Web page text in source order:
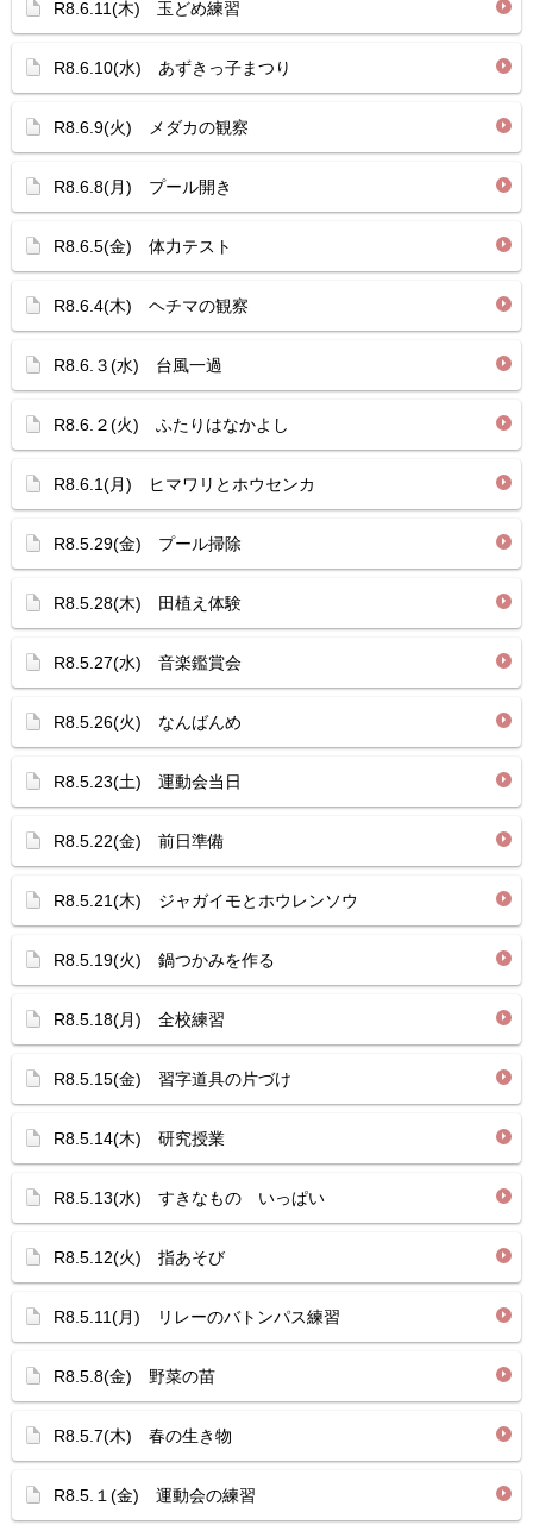
R8.6.11(木) 玉どめ練習
R8.6.10(水) あずきっ子まつり
R8.6.9(火) メダカの観察
R8.6.8(月) プール開き
R8.6.5(金) 体力テスト
R8.6.4(木) ヘチマの観察
R8.6.３(水) 台風一過
R8.6.２(火) ふたりはなかよし
R8.6.1(月) ヒマワリとホウセンカ
R8.5.29(金) プール掃除
R8.5.28(木) 田植え体験
R8.5.27(水) 音楽鑑賞会
R8.5.26(火) なんばんめ
R8.5.23(土) 運動会当日
R8.5.22(金) 前日準備
R8.5.21(木) ジャガイモとホウレンソウ
R8.5.19(火) 鍋つかみを作る
R8.5.18(月) 全校練習
R8.5.15(金) 習字道具の片づけ
R8.5.14(木) 研究授業
R8.5.13(水) すきなもの いっぱい
R8.5.12(火) 指あそび
R8.5.11(月) リレーのバトンパス練習
R8.5.8(金) 野菜の苗
R8.5.7(木) 春の生き物
R8.5.１(金) 運動会の練習